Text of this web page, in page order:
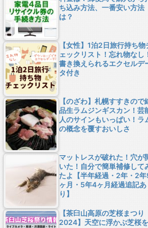
ち込み方法、一番安い方法
は？
【女性】1泊2日旅行持ち物
ェックリスト！忘れ物なし
書き換えられるエクセルデ
タ付き
【のざわ】札幌すすきので
品生ラムジンギスカン！芸
人のサインもいっぱい！ラ
の概念を覆すおいしさ
マットレスが破れた！穴が
いた！自分で簡単補修して
たよ【半年経過・2年・2
ヶ月・5年4ヶ月経過追記あ
り】
【茶臼山高原の芝桜まつり
2024】天空に浮かぶ芝桜